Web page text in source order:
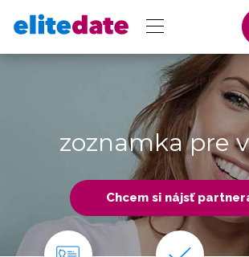
zoznamka pre
Chcem si nájsť